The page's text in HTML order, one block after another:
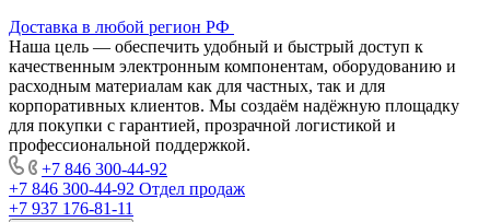
Доставка в любой регион РФ
Наша цель — обеспечить удобный и быстрый доступ к
качественным электронным компонентам, оборудованию и
расходным материалам как для частных, так и для
корпоративных клиентов. Мы создаём надёжную площадку
для покупки с гарантией, прозрачной логистикой и
профессиональной поддержкой.
+7 846 300-44-92
+7 846 300-44-92 Отдел продаж
+7 937 176-81-11